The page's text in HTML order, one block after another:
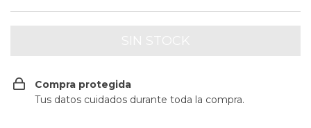
Compra protegida
Tus datos cuidados durante toda la compra.